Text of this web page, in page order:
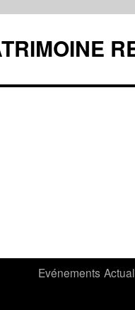
Evénements